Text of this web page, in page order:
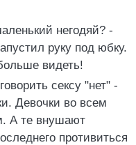
негодяй? -
руку под юбку.
видеть!
сексу "нет" -
Девочки во всем
А те внушают
противиться